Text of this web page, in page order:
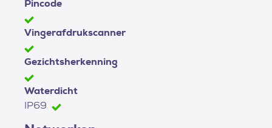
Pincode
Vingerafdrukscanner
Gezichtsherkenning
Waterdicht
IP69